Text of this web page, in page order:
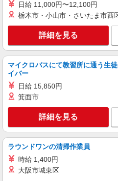
派遣社員
株式会社トラストグロース 新宿本
保育園での看護師
時給：2100円
東京都北区
派遣社員
王子駅★病院で
★
時給1650円〜
通費全支給(ガソ
日給 11,000円〜12,100円
栃木市・小山市・さいたま市西
詳細を見る
マイクロバスにて教習所に通う生
イバー
日給 15,850円
箕面市
詳細を見る
ラウンドワンの清掃作業員
時給 1,400円
大阪市城東区